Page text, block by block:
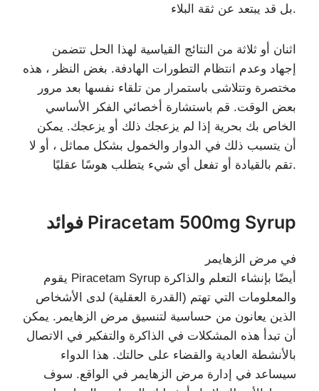
بل قد يبتعد عن ثقة البلاء.
اثنان أو ثلاثة من النتائج القياسية لهذا الحل تتضمن
إجهاد وعدم انتظام التطورات الهادفة. بغض النظر ، هذه
مختصرة وتتلاشى باستمرار من تلقاء نفسها بعد مرور
بعض الوقت. قم باستشارة أخصائي الفكر الأساسي
الخاص بك بحرية إذا لم يزعجك ذلك أو يزعجك. يمكن
أن يتسبب ذلك في الدوار والخمول بشكل مماثل ، أو لا
تقم بالقيادة أو تفعل أي شيء يتطلب هوسًا عقليًا.
فوائد Piracetam 500mg Syrup
في مرض الزهايمر
يقوم Piracetam Syrup أيضًا بإنشاء التعلم والذاكرة
والمعلومات التي تهتم (القدرة العقلية) لدى الأشخاص
الذين يعانون من حساسية لتنسيق مرض الزهايمر. يمكن
أن تبدأ هذه المشكلات في الذاكرة والتفكير في الاتصال
بالأنشطة العادية والقضاء على حالتك. هذا الدواء
سيساعد في إدارة مرض الزهايمر في الواقع. سوف